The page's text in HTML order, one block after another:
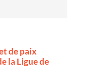
de paix
la Ligue de